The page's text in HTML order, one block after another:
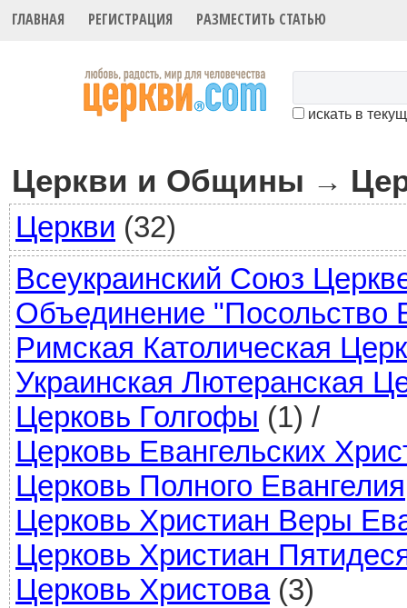
ГЛАВНАЯ РЕГИСТРАЦИЯ РАЗМЕСТИТЬ СТАТЬЮ
искать в
Церкви и Общины →
Церкви (32)
Всеукраинский Союз
Объединение "Посольство
Римская Католическая
Украинская Лютеранская
Церковь Голгофы (1) /
Церковь Евангельских
Церковь Полного Евангелия
Церковь Христиан Веры
Церковь Христиан
Церковь Христова(3)